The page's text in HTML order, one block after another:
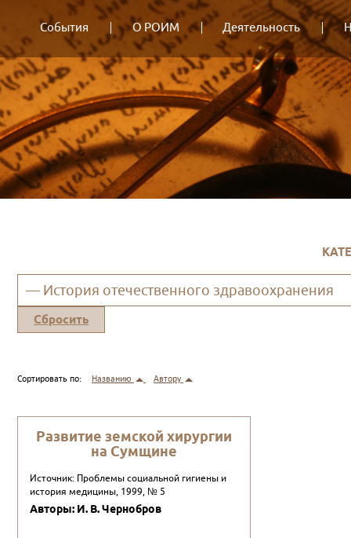
События О РОИМ Деятельность
— История отечественного здравоохранения
Сбросить
Сортировать по: Названию Автору
Развитие земской хирургии
на Сумщине
Источник: Проблемы социальной гигиены и
история медицины, 1999, № 5
Авторы: И. В. Чернобров